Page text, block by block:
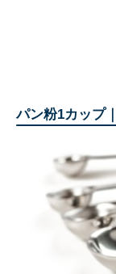
パン粉1カップ